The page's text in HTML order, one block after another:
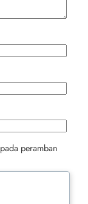
peramban